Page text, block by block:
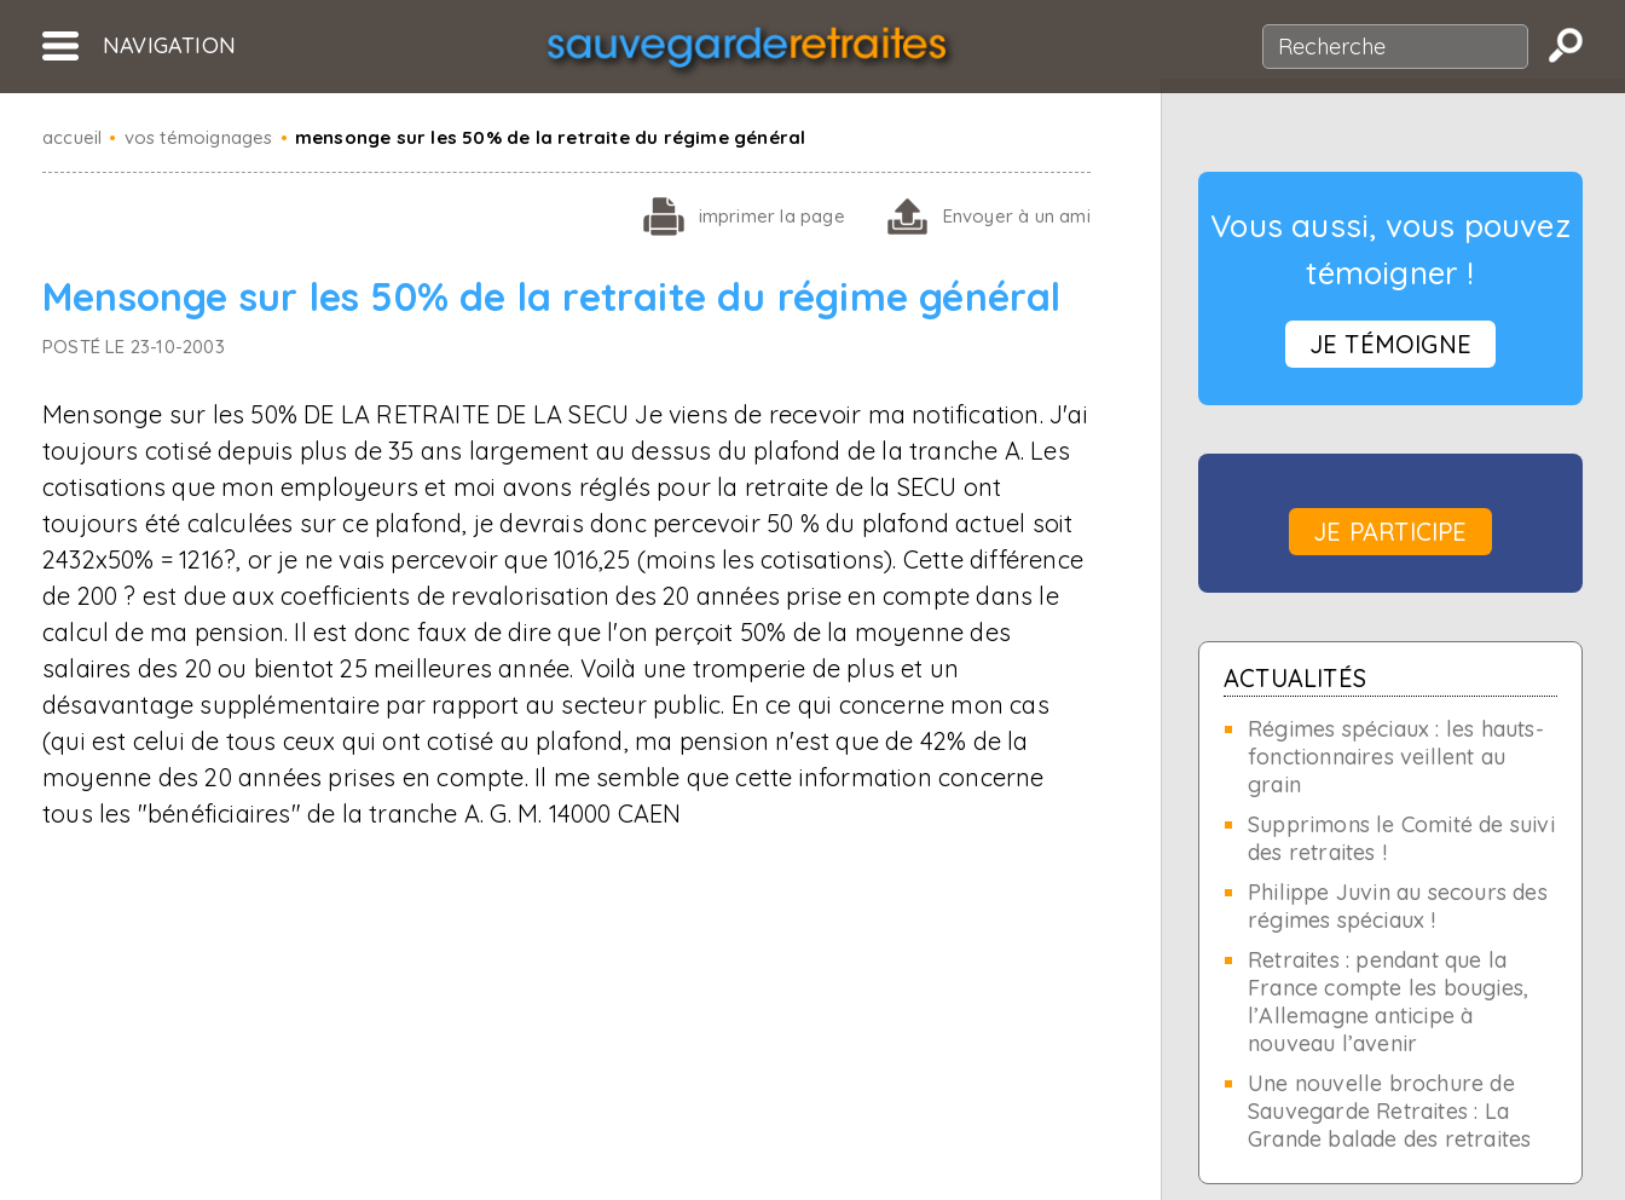
NAVIGATION
accueil • vos témoignages • mensonge sur les 50% de la retraite du régime général
imprimer la page Envoyer à un ami
Mensonge sur les 50% de la retraite du régime général
POSTÉ LE 23-10-2003
Mensonge sur les 50% DE LA RETRAITE DE LA SECU Je viens de recevoir ma notification. J'ai
toujours cotisé depuis plus de 35 ans largement au dessus du plafond de la tranche A. Les
cotisations que mon employeurs et moi avons réglés pour la retraite de la SECU ont
toujours été calculées sur ce plafond, je devrais donc percevoir 50 % du plafond actuel soit
2432x50% = 1216?, or je ne vais percevoir que 1016,25 (moins les cotisations). Cette différence
de 200 ? est due aux coefficients de revalorisation des 20 années prise en compte dans le
calcul de ma pension. Il est donc faux de dire que l'on perçoit 50% de la moyenne des
salaires des 20 ou bientot 25 meilleures année. Voilà une tromperie de plus et un
désavantage supplémentaire par rapport au secteur public. En ce qui concerne mon cas
(qui est celui de tous ceux qui ont cotisé au plafond, ma pension n'est que de 42% de la
moyenne des 20 années prises en compte. Il me semble que cette information concerne
tous les "bénéficiaires" de la tranche A. G. M. 14000 CAEN
Vous aussi, vous pouvez
témoigner !
JE TÉMOIGNE
JE PARTICIPE
ACTUALITÉS
Régimes spéciaux : les hauts-
fonctionnaires veillent au
grain
Supprimons le Comité de suivi
des retraites !
Philippe Juvin au secours des
régimes spéciaux !
Retraites : pendant que la
France compte les bougies,
l’Allemagne anticipe à
nouveau l’avenir
Une nouvelle brochure de
Sauvegarde Retraites : La
Grande balade des retraites